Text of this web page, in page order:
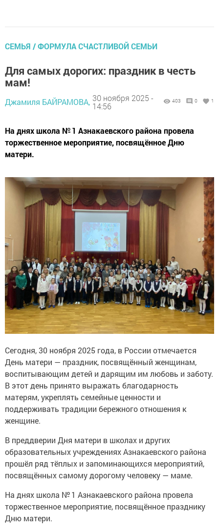
СЕМЬЯ / ФОРМУЛА СЧАСТЛИВОЙ СЕМЬИ
Для самых дорогих: праздник в честь
мам!
Джамиля БАЙРАМОВА, 30 ноября 2025 -
14:56
403 0 1
На днях школа № 1 Азнакаевского района провела
торжественное мероприятие, посвящённое Дню
матери.
Сегодня, 30 ноября 2025 года, в России отмечается
День матери — праздник, посвящённый женщинам,
воспитывающим детей и дарящим им любовь и заботу.
В этот день принято выражать благодарность
матерям, укреплять семейные ценности и
поддерживать традиции бережного отношения к
женщине.
В преддверии Дня матери в школах и других
образовательных учреждениях Азнакаевского района
прошёл ряд тёплых и запоминающихся мероприятий,
посвящённых самому дорогому человеку — маме.
На днях школа № 1 Азнакаевского района провела
торжественное мероприятие, посвящённое празднику
Дню матери.